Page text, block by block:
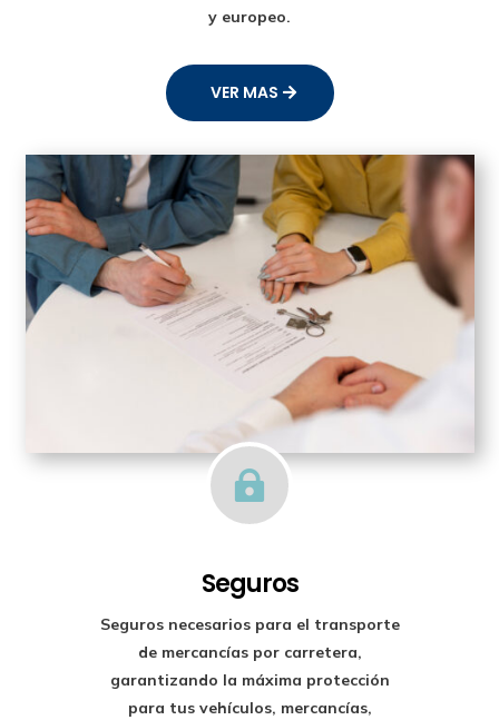
y europeo.
VER MAS

Seguros
Seguros necesarios para el transporte
de mercancías por carretera,
garantizando la máxima protección
para tus vehículos, mercancías,